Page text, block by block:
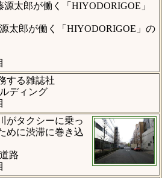
源太郎が働く「HIYODORIGOE」
源太郎が働く「HIYODORIGOE」の
する雑誌社
ディング
がタクシーに乗っ
めに渋滞に巻き込
路